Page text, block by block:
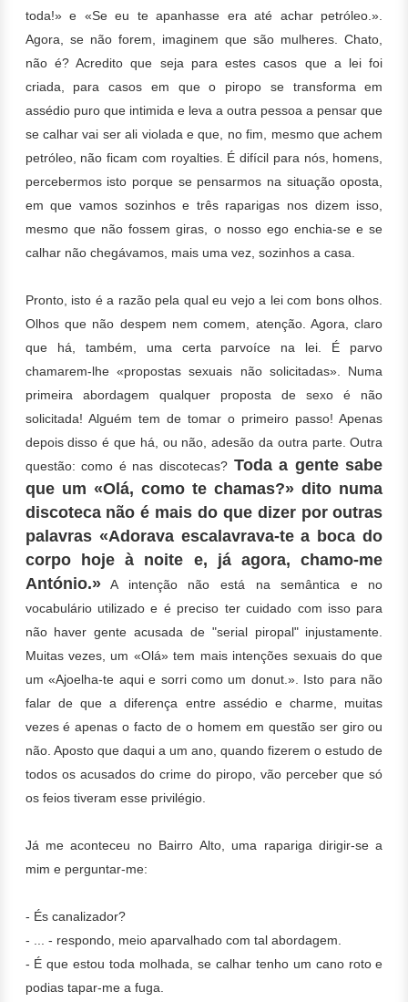
toda!» e «Se eu te apanhasse era até achar petróleo.».
Agora, se não forem, imaginem que são mulheres. Chato,
não é? Acredito que seja para estes casos que a lei foi
criada, para casos em que o piropo se transforma em
assédio puro que intimida e leva a outra pessoa a pensar que
se calhar vai ser ali violada e que, no fim, mesmo que achem
petróleo, não ficam com royalties. É difícil para nós, homens,
percebermos isto porque se pensarmos na situação oposta,
em que vamos sozinhos e três raparigas nos dizem isso,
mesmo que não fossem giras, o nosso ego enchia-se e se
calhar não chegávamos, mais uma vez, sozinhos a casa.
Pronto, isto é a razão pela qual eu vejo a lei com bons olhos.
Olhos que não despem nem comem, atenção. Agora, claro
que há, também, uma certa parvoíce na lei. É parvo
chamarem-lhe «propostas sexuais não solicitadas». Numa
primeira abordagem qualquer proposta de sexo é não
solicitada! Alguém tem de tomar o primeiro passo! Apenas
depois disso é que há, ou não, adesão da outra parte. Outra
questão: como é nas discotecas? Toda a gente sabe
que um «Olá, como te chamas?» dito numa
discoteca não é mais do que dizer por outras
palavras «Adorava escalavrava-te a boca do
corpo hoje à noite e, já agora, chamo-me
António.»A intenção não está na semântica e no
vocabulário utilizado e é preciso ter cuidado com isso para
não haver gente acusada de "serial piropal" injustamente.
Muitas vezes, um «Olá» tem mais intenções sexuais do que
um «Ajoelha-te aqui e sorri como um donut.». Isto para não
falar de que a diferença entre assédio e charme, muitas
vezes é apenas o facto de o homem em questão ser giro ou
não. Aposto que daqui a um ano, quando fizerem o estudo de
todos os acusados do crime do piropo, vão perceber que só
os feios tiveram esse privilégio.
Já me aconteceu no Bairro Alto, uma rapariga dirigir-se a
mim e perguntar-me:
- És canalizador?
- ... - respondo, meio aparvalhado com tal abordagem.
- É que estou toda molhada, se calhar tenho um cano roto e
podias tapar-me a fuga.